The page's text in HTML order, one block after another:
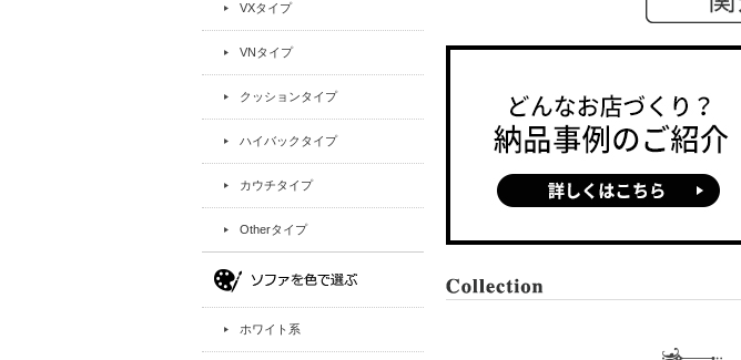
VXタイプ
VNタイプ
クッションタイプ
ハイバックタイプ
カウチタイプ
Otherタイプ
ホワイト系